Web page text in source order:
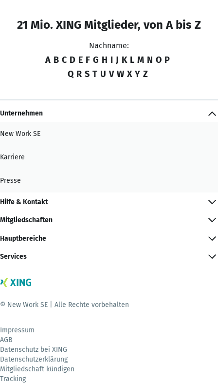
21 Mio. XING Mitglieder, von A bis Z
Nachname:
A B C D E F G H I J K L M N O P
Q R S T U V W X Y Z
Unternehmen
New Work SE
Karriere
Presse
Hilfe & Kontakt
Mitgliedschaften
Hauptbereiche
Services
© New Work SE | Alle Rechte vorbehalten
Impressum
AGB
Datenschutz bei XING
Datenschutzerklärung
Mitgliedschaft kündigen
Tracking